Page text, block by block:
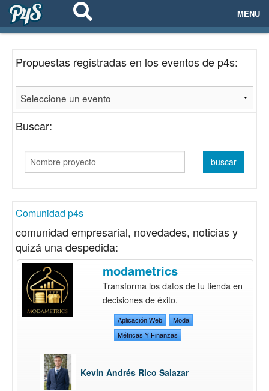
MENU
EVENTOS
EMPRESAS
PROYECTOS
NETWORKING
Propuestas registradas en los eventos de p4s:
Buscar:
Comunidad p4s
comunidad empresarial, novedades, noticias y
quizá una despedida:
modametrics
Transforma los datos de tu tienda en
decisiones de éxito.
Aplicación Web Moda
Métricas Y Finanzas
Kevin Andrés Rico Salazar